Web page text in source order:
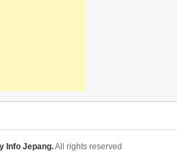
Info Jepang.All rights reserved